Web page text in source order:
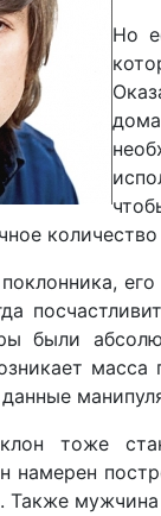
Но
были
тоже
намерен
Также